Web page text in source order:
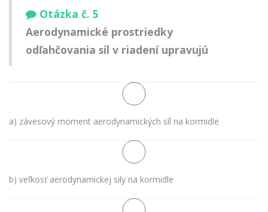
Otázka č. 5
Aerodynamické prostriedky
odľahčovania síl v riadení upravujú
a) závesový moment aerodynamických síl na kormidle
b) veľkosť aerodynamickej sily na kormidle